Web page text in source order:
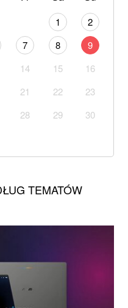
1
2
7 8
9
14 15
16
21 22
23
28 29
30
TEMATÓW